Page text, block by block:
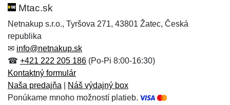
Meno:*
E-mail:
E-mail:*
Správa*
Mtac.sk
Netnakup s.r.o., Tyršova 271, 43801 Žatec, Česká
republika
✉ info@netnakup.sk
☎ +421 222 205 186 (Po-Pi 8:00-16:30)
Kontaktný formulár
Naša predajňa
Náš výdajný box
Ponúkame mnoho možností platieb.